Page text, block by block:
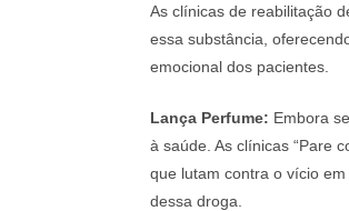
As clínicas de reabilitação
essa substância,
emocional dos pacientes.
Lança Perfume: Embora
à saúde. As clínicas “Pare
que lutam contra o vício
dessa droga.